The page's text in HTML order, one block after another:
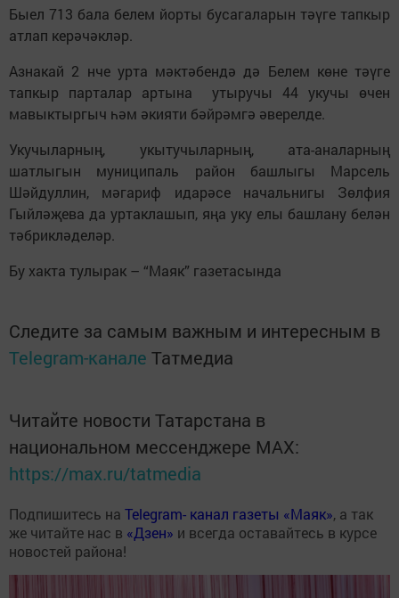
Быел 713 бала белем йорты бусагаларын тәүге тапкыр
атлап керәчәкләр.
Азнакай 2 нче урта мәктәбендә дә Белем көне тәүге
тапкыр парталар артына утыручы 44 укучы өчен
мавыктыргыч һәм әкияти бәйрәмгә әверелде.
Укучыларның, укытучыларның, ата-аналарның
шатлыгын муниципаль район башлыгы Марсель
Шәйдуллин, мәгариф идарәсе начальнигы Зөлфия
Гыйләҗева да уртаклашып, яңа уку елы башлану белән
тәбрикләделәр.
Бу хакта тулырак – “Маяк” газетасында
Следите за самым важным и интересным в
Telegram-канале Татмедиа
Читайте новости Татарстана в
национальном мессенджере MАХ:
https://max.ru/tatmedia
Подпишитесь на Telegram- канал газеты «Маяк», а так
же читайте нас в «Дзен» и всегда оставайтесь в курсе
новостей района!